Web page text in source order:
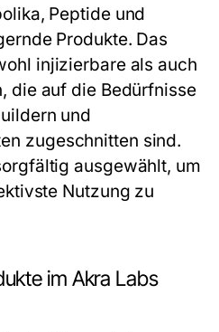
Peptide und
Produkte. Das
injizierbare als auch
die auf die Bedürfnisse
und
zugeschnitten sind.
ausgewählt, um
Nutzung zu
im Akra Labs